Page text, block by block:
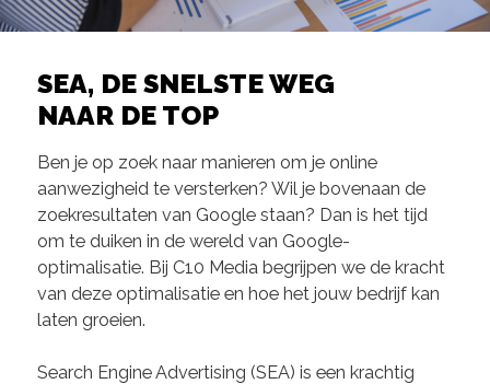
SEA, DE SNELSTE WEG
NAAR DE TOP
Ben je op zoek naar manieren om je online
aanwezigheid te versterken? Wil je bovenaan de
zoekresultaten van Google staan? Dan is het tijd
om te duiken in de wereld van Google-
optimalisatie. Bij C10 Media begrijpen we de kracht
van deze optimalisatie en hoe het jouw bedrijf kan
laten groeien.
Search Engine Advertising (SEA) is een krachtig